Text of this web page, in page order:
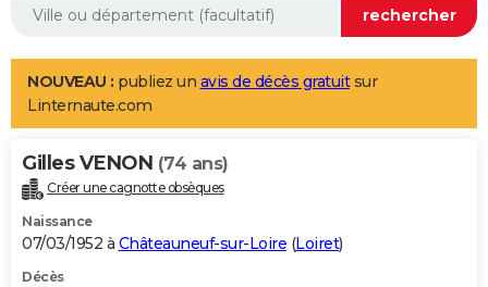
Aménagement intérieur
LIFESTYLE
Art de vivre
Bien-être
Loisirs
Mode
Modes de vie
Alimentation
Guide de la santé
Maladies
Médicaments
Sommeil
VOYAGE
Destinations
City break
Voyage nature
Voyage de noces
Forum
Climat
+PHOTO
GUIDES D'ACHAT
NOUVEAU : publiez un avis de décès gratuitsur
Linternaute.com
Gilles VENON (74 ans)
Créer une cagnotte obsèques
Naissance
07/03/1952 à Châteauneuf-sur-Loire (Loiret)
Décès